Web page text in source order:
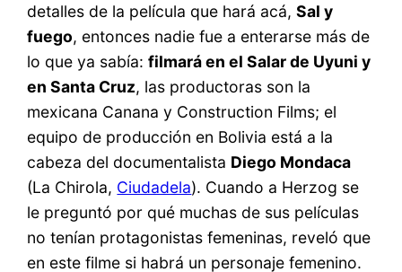
detalles de la película que hará acá,Sal y
fuego, entonces nadie fue a enterarse más de
lo que ya sabía:filmará en el Salar de Uyuni y
en Santa Cruz, las productoras son la
mexicana Canana y Construction Films; el
equipo de producción en Bolivia está a la
cabeza del documentalista Diego Mondaca
(La Chirola, Ciudadela). Cuando a Herzog se
le preguntó por qué muchas de sus películas
no tenían protagonistas femeninas, reveló que
en este filme si habrá un personaje femenino.